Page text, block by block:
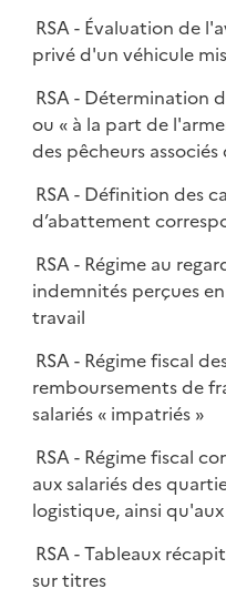
RSA - Évaluation de
privé d'un véhicule
RSA - Détermination
ou « à la part de
des pêcheurs
RSA - Définition des
d’abattement
RSA - Régime au
indemnités perçues
travail
RSA - Régime fiscal
remboursements de
salariés « impatriés »
RSA - Régime fiscal
aux salariés des
logistique, ainsi
RSA - Tableaux
sur titres